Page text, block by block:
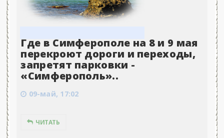
Где в Симферополе на 8 и 9 мая
перекроют дороги и переходы,
запретят парковки -
«Симферополь»..
09-май, 17:02
ЧИТАТЬ